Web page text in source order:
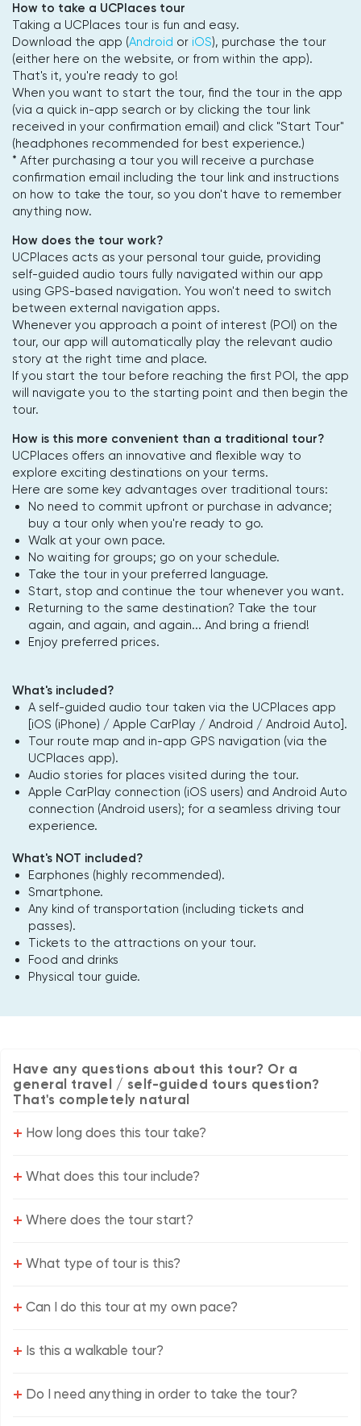
How to take a UCPlaces tour
Taking a UCPlaces tour is fun and easy.
Download the app (Android or iOS), purchase the tour
(either here on the website, or from within the app).
That's it, you're ready to go!
When you want to start the tour, find the tour in the app
(via a quick in-app search or by clicking the tour link
received in your confirmation email) and click "Start Tour"
(headphones recommended for best experience.)
* After purchasing a tour you will receive a purchase
confirmation email including the tour link and instructions
on how to take the tour, so you don't have to remember
anything now.
How does the tour work?
UCPlaces acts as your personal tour guide, providing
self-guided audio tours fully navigated within our app
using GPS-based navigation. You won't need to switch
between external navigation apps.
Whenever you approach a point of interest (POI) on the
tour, our app will automatically play the relevant audio
story at the right time and place.
If you start the tour before reaching the first POI, the app
will navigate you to the starting point and then begin the
tour.
How is this more convenient than a traditional tour?
UCPlaces offers an innovative and flexible way to
explore exciting destinations on your terms.
Here are some key advantages over traditional tours:
No need to commit upfront or purchase in advance;
buy a tour only when you're ready to go.
Walk at your own pace.
No waiting for groups; go on your schedule.
Take the tour in your preferred language.
Start, stop and continue the tour whenever you want.
Returning to the same destination? Take the tour
again, and again, and again... And bring a friend!
Enjoy preferred prices.
What's included?
A self-guided audio tour taken via the UCPlaces app
[iOS (iPhone) / Apple CarPlay / Android / Android Auto].
Tour route map and in-app GPS navigation (via the
UCPlaces app).
Audio stories for places visited during the tour.
Apple CarPlay connection (iOS users) and Android Auto
connection (Android users); for a seamless driving tour
experience.
What's NOT included?
Earphones (highly recommended).
Smartphone.
Any kind of transportation (including tickets and
passes).
Tickets to the attractions on your tour.
Food and drinks
Physical tour guide.
Have any questions about this tour? Or a
general travel / self-guided tours question?
That's completely natural
+ How long does this tour take?
+ What does this tour include?
+ Where does the tour start?
+ What type of tour is this?
+ Can I do this tour at my own pace?
+ Is this a walkable tour?
+ Do I need anything in order to take the tour?